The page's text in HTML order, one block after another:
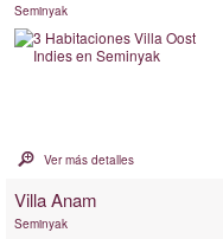
Seminyak
Ver más detalles
Villa Anam
Seminyak